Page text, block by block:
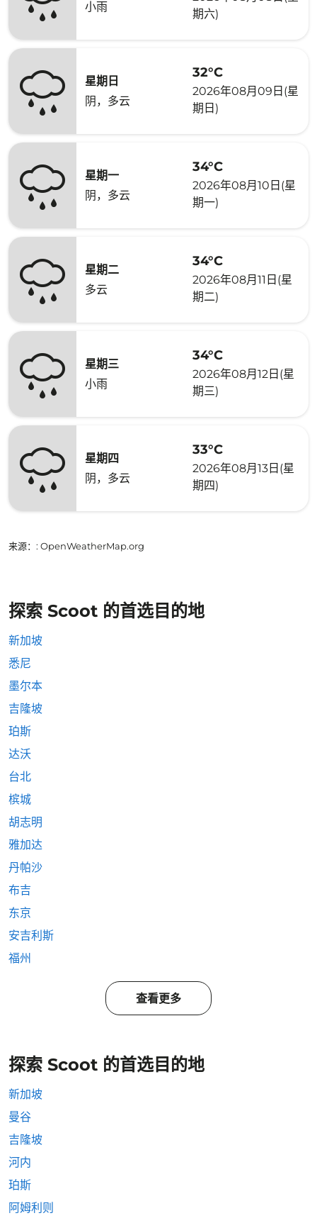
小雨
期六)
星期日
阴，多云
32°C
2026年08月09日(星
期日)
星期一
阴，多云
34°C
2026年08月10日(星
期一)
星期二
多云
34°C
2026年08月11日(星
期二)
星期三
小雨
34°C
2026年08月12日(星
期三)
星期四
阴，多云
33°C
2026年08月13日(星
期四)
来源： : OpenWeatherMap.org
探索 Scoot 的首选目的地
新加坡
悉尼
墨尔本
吉隆坡
珀斯
达沃
台北
槟城
胡志明
雅加达
丹帕沙
布吉
东京
安吉利斯
福州
查看更多
探索 Scoot 的首选目的地
新加坡
曼谷
吉隆坡
河内
珀斯
阿姆利则